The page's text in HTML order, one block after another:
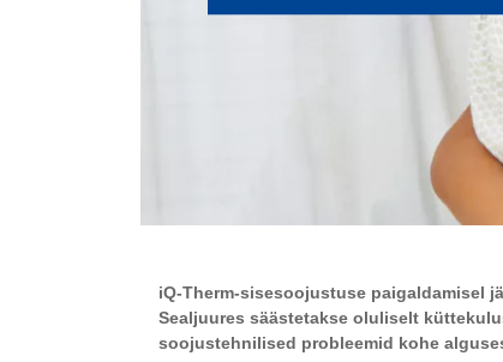
iQ-Therm-sisesoojustuse paigaldamisel
Sealjuures säästetakse oluliselt
soojustehnilised probleemid kohe